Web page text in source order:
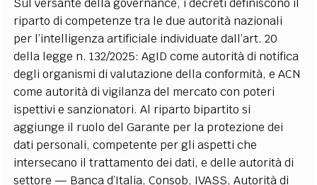
Sul versante della governance, i decreti definiscono il
riparto di competenze tra le due autorità nazionali
per l’intelligenza artificiale individuate dall’art. 20
della legge n. 132/2025: AgID come autorità di notifica
degli organismi di valutazione della conformità, e ACN
come autorità di vigilanza del mercato con poteri
ispettivi e sanzionatori. Al riparto bipartito si
aggiunge il ruolo del Garante per la protezione dei
dati personali, competente per gli aspetti che
intersecano il trattamento dei dati, e delle autorità di
settore — Banca d’Italia, Consob, IVASS, Autorità di